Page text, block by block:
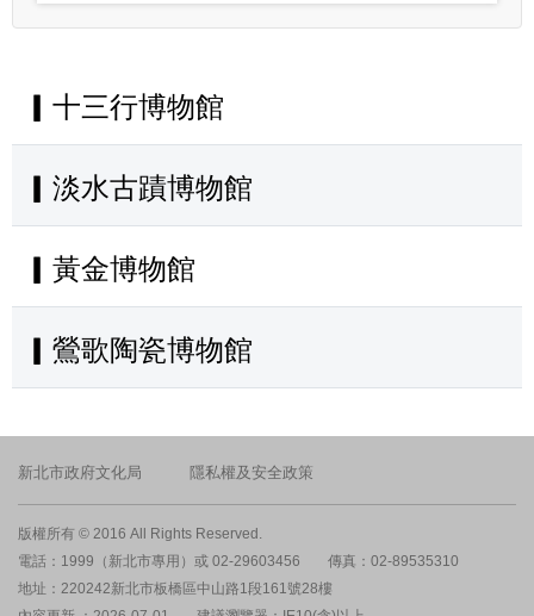
▎十三行博物館
▎淡水古蹟博物館
▎黃金博物館
▎鶯歌陶瓷博物館
新北市政府文化局 隱私權及安全政策
版權所有 © 2016 All Rights Reserved.
電話：1999（新北市專用）或 02-29603456
傳真：02-89535310
地址：220242新北市板橋區中山路1段161號28樓